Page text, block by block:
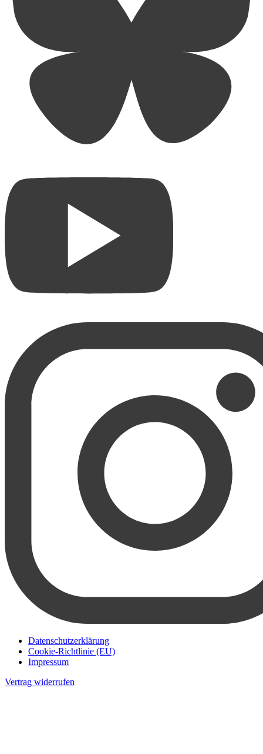
Datenschutzerklärung
Cookie-Richtlinie (EU)
Impressum
Vertrag widerrufen